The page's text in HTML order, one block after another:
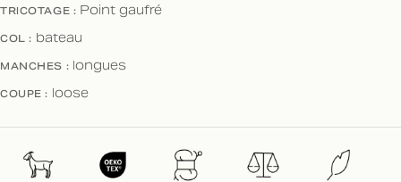
TRICOTAGE : Point gaufré
COL : bateau
MANCHES : longues
COUPE : loose